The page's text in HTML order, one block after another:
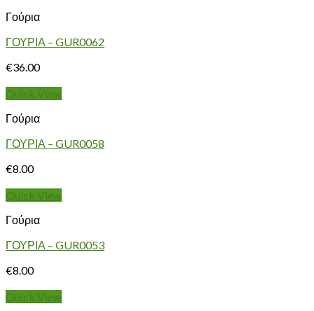
Γούρια
ΓΟΥΡΙΑ – GUR0062
€36.00
Quick View
Γούρια
ΓΟΥΡΙΑ – GUR0058
€8.00
Quick View
Γούρια
ΓΟΥΡΙΑ – GUR0053
€8.00
Quick View